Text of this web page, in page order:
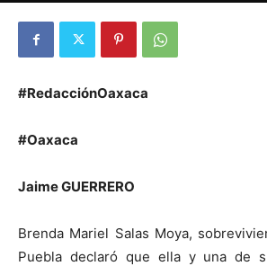
#RedacciónOaxaca
#Oaxaca
Jaime GUERRERO
Brenda Mariel Salas Moya,
Puebla declaró que ella y una de